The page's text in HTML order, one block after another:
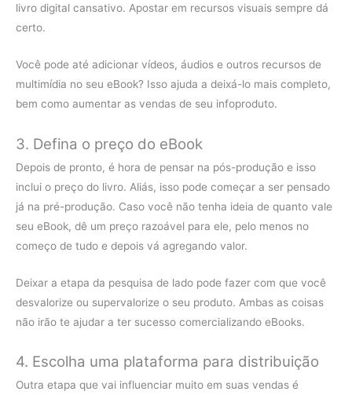
livro digital cansativo. Apostar em recursos visuais sempre dá
certo.
Você pode até adicionar vídeos, áudios e outros recursos de
multimídia no seu eBook? Isso ajuda a deixá-lo mais completo,
bem como aumentar as vendas de seu infoproduto.
3. Defina o preço do eBook
Depois de pronto, é hora de pensar na pós-produção e isso
inclui o preço do livro. Aliás, isso pode começar a ser pensado
já na pré-produção. Caso você não tenha ideia de quanto vale
seu eBook, dê um preço razoável para ele, pelo menos no
começo de tudo e depois vá agregando valor.
Deixar a etapa da pesquisa de lado pode fazer com que você
desvalorize ou supervalorize o seu produto. Ambas as coisas
não irão te ajudar a ter sucesso comercializando eBooks.
4. Escolha uma plataforma para distribuição
Outra etapa que vai influenciar muito em suas vendas é